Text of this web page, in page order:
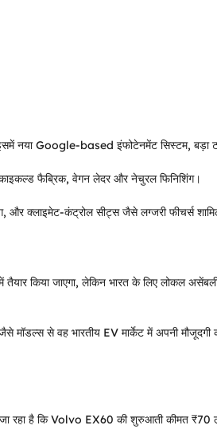
नया Google-based इंफोटेनमेंट सिस्टम, बड़ा
फैब्रिक, वेगन लेदर और नेचुरल फिनिशिंग।
और क्लाइमेट-कंट्रोल सीट्स जैसे लग्जरी फीचर्स
किया जाएगा, लेकिन भारत के लिए लोकल
मॉडल्स से वह भारतीय EV मार्केट में अपनी
जा रहा है कि Volvo EX60 की शुरुआती कीमत